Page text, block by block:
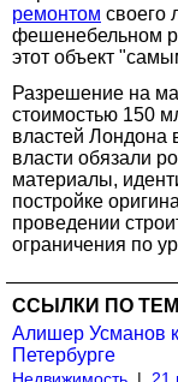
ремонтом своего
фешенебельном
этот объект
Разрешение на
стоимостью 150
властей Лондона
власти обязали
материалы,
постройке
проведении
ограничения по
ССЫЛКИ ПО
Алишер Усманов
Петербурге
Недвижимость | 21